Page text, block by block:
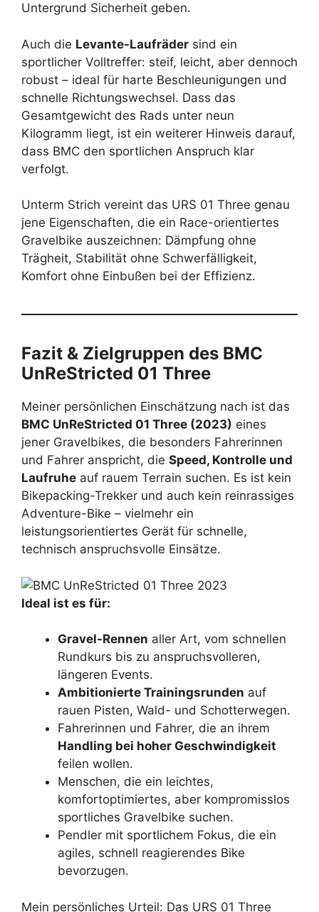
Untergrund Sicherheit geben.
Auch die Levante-Laufräder sind ein
sportlicher Volltreffer: steif, leicht, aber dennoch
robust – ideal für harte Beschleunigungen und
schnelle Richtungswechsel. Dass das
Gesamtgewicht des Rads unter neun
Kilogramm liegt, ist ein weiterer Hinweis darauf,
dass BMC den sportlichen Anspruch klar
verfolgt.
Unterm Strich vereint das URS 01 Three genau
jene Eigenschaften, die ein Race-orientiertes
Gravelbike auszeichnen: Dämpfung ohne
Trägheit, Stabilität ohne Schwerfälligkeit,
Komfort ohne Einbußen bei der Effizienz.
Fazit & Zielgruppen des BMC
UnReStricted 01 Three
Meiner persönlichen Einschätzung nach ist das
BMC UnReStricted 01 Three (2023) eines
jener Gravelbikes, die besonders Fahrerinnen
und Fahrer anspricht, die Speed, Kontrolle und
Laufruhe auf rauem Terrain suchen. Es ist kein
Bikepacking-Trekker und auch kein reinrassiges
Adventure-Bike – vielmehr ein
leistungsorientiertes Gerät für schnelle,
technisch anspruchsvolle Einsätze.
Ideal ist es für:
Gravel-Rennen aller Art, vom schnellen
Rundkurs bis zu anspruchsvolleren,
längeren Events.
Ambitionierte Trainingsrunden auf
rauen Pisten, Wald- und Schotterwegen.
Fahrerinnen und Fahrer, die an ihrem
Handling bei hoher Geschwindigkeit
feilen wollen.
Menschen, die ein leichtes,
komfortoptimiertes, aber kompromisslos
sportliches Gravelbike suchen.
Pendler mit sportlichem Fokus, die ein
agiles, schnell reagierendes Bike
bevorzugen.
Mein persönliches Urteil: Das URS 01 Three